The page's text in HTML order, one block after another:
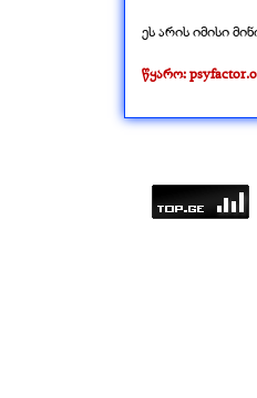
ეს არის იმისი
წყარო: